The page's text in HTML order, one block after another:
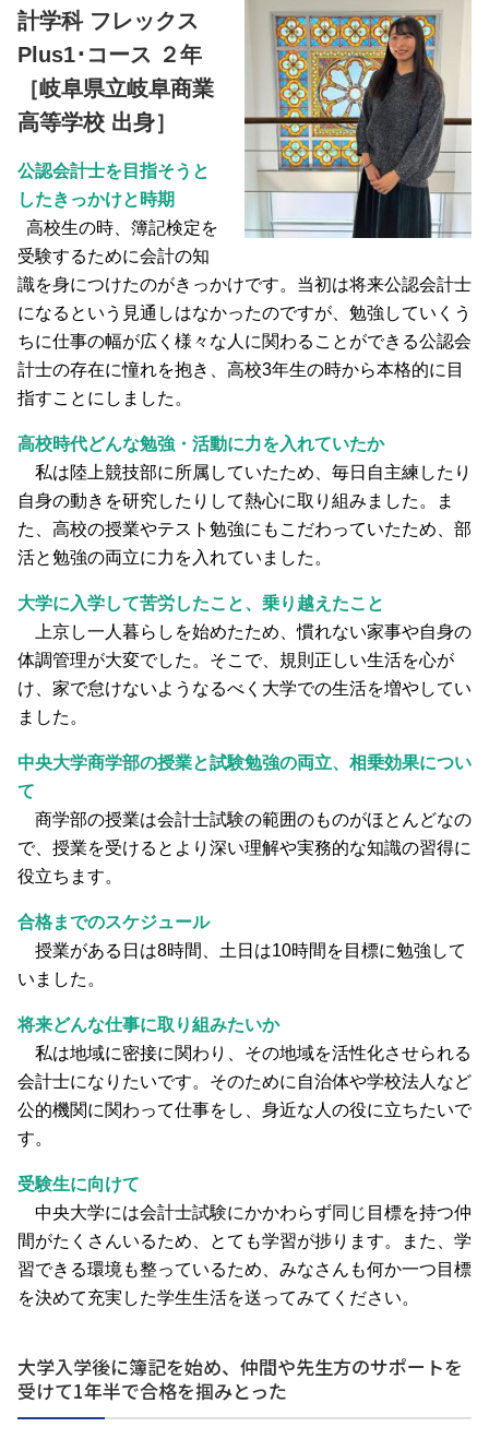
計学科 フレックス
Plus1･コース ２年
［岐阜県立岐阜商業
高等学校 出身］
公認会計士を目指そうと
したきっかけと時期
高校生の時、簿記検定を
受験するために会計の知
識を身につけたのがきっかけです。当初は将来公認会計士
になるという見通しはなかったのですが、勉強していくう
ちに仕事の幅が広く様々な人に関わることができる公認会
計士の存在に憧れを抱き、高校3年生の時から本格的に目
指すことにしました。
高校時代どんな勉強・活動に力を入れていたか
私は陸上競技部に所属していたため、毎日自主練したり
自身の動きを研究したりして熱心に取り組みました。ま
た、高校の授業やテスト勉強にもこだわっていたため、部
活と勉強の両立に力を入れていました。
大学に入学して苦労したこと、乗り越えたこと
上京し一人暮らしを始めたため、慣れない家事や自身の
体調管理が大変でした。そこで、規則正しい生活を心が
け、家で怠けないようなるべく大学での生活を増やしてい
ました。
中央大学商学部の授業と試験勉強の両立、相乗効果につい
て
商学部の授業は会計士試験の範囲のものがほとんどなの
で、授業を受けるとより深い理解や実務的な知識の習得に
役立ちます。
合格までのスケジュール
授業がある日は8時間、土日は10時間を目標に勉強して
いました。
将来どんな仕事に取り組みたいか
私は地域に密接に関わり、その地域を活性化させられる
会計士になりたいです。そのために自治体や学校法人など
公的機関に関わって仕事をし、身近な人の役に立ちたいで
す。
受験生に向けて
中央大学には会計士試験にかかわらず同じ目標を持つ仲
間がたくさんいるため、とても学習が捗ります。また、学
習できる環境も整っているため、みなさんも何か一つ目標
を決めて充実した学生生活を送ってみてください。
大学入学後に簿記を始め、仲間や先生方のサポートを
受けて1年半で合格を掴みとった